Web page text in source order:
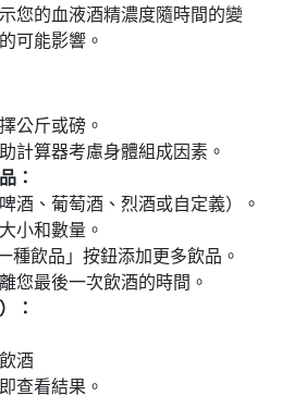
您的血液酒精濃度隨時間的變
可能影響。
公斤或磅。
計算器考慮身體組成因素。
：
酒、葡萄酒、烈酒或自定義）。
小和數量。
種飲品」按鈕添加更多飲品。
您最後一次飲酒的時間。
：
酒
查看結果。